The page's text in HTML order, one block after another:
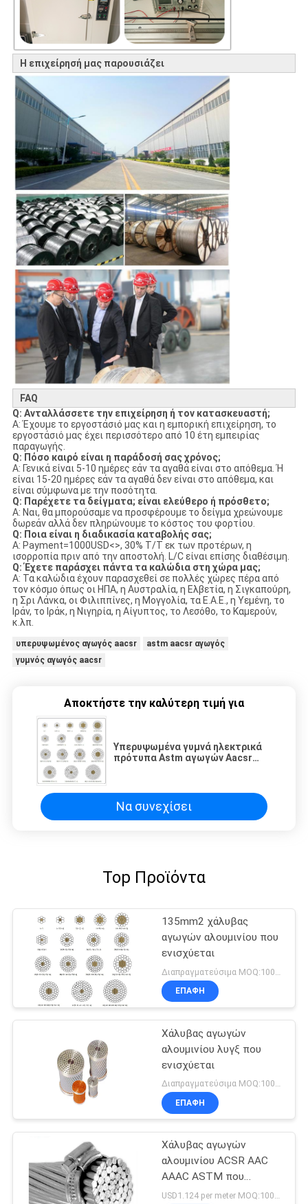
Η επιχείρησή μας παρουσιάζει
FAQ
Q: Ανταλλάσσετε την επιχείρηση ή τον κατασκευαστή;
Α: Έχουμε το εργοστάσιό μας και η εμπορική επιχείρηση, το
εργοστάσιό μας έχει περισσότερο από 10 έτη εμπειρίας
παραγωγής.
Q: Πόσο καιρό είναι η παράδοσή σας χρόνος;
Α: Γενικά είναι 5-10 ημέρες εάν τα αγαθά είναι στο απόθεμα. Ή
είναι 15-20 ημέρες εάν τα αγαθά δεν είναι στο απόθεμα, και
είναι σύμφωνα με την ποσότητα.
Q: Παρέχετε τα δείγματα; είναι ελεύθερο ή πρόσθετο;
Α: Ναι, θα μπορούσαμε να προσφέρουμε το δείγμα χρεώνουμε
δωρεάν αλλά δεν πληρώνουμε το κόστος του φορτίου.
Q: Ποια είναι η διαδικασία καταβολής σας;
Α: Payment=1000USD<>, 30% T/T εκ των προτέρων, η
ισορροπία πριν από την αποστολή. L/C είναι επίσης διαθέσιμη.
Q: Έχετε παράσχει πάντα τα καλώδια στη χώρα μας;
Α: Τα καλώδια έχουν παρασχεθεί σε πολλές χώρες πέρα από
τον κόσμο όπως οι ΗΠΑ, η Αυστραλία, η Ελβετία, η Σιγκαπούρη,
η Σρι Λάνκα, οι Φιλιππίνες, η Μογγολία, τα Ε.Α.Ε., η Υεμένη, το
Ιράν, το Ιράκ, η Νιγηρία, η Αίγυπτος, το Λεσόθο, το Καμερούν,
κ.λπ.
υπερυψωμένος αγωγός aacsr
astm aacsr αγωγός
γυμνός αγωγός aacsr
Αποκτήστε την καλύτερη τιμή για
Υπερυψωμένα γυμνά ηλεκτρικά
πρότυπα Astm αγωγών Aacsr
Να συνεχίσει
Top Προϊόντα
135mm2 χάλυβας
αγωγών αλουμινίου που
ενισχύεται
ΕΠΑΦΉ
Χάλυβας αγωγών
αλουμινίου λυγξ που
ενισχύεται
Διαπραγματεύσιμα MOQ:1000M
ΕΠΑΦΉ
Χάλυβας αγωγών
αλουμινίου ACSR AAC
AAAC ASTM που
ενισχύεται
USD1.124 per meter MOQ:1000M